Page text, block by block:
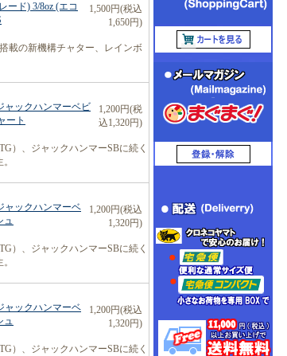
ード) 3/8oz (エコ
1,500円(税込
1,650円)
載の新機構チャター、レインボ
ャックハンマーベビ
ート
1,200円(税
込1,320円)
）、ジャックハンマーSBに続く
ャックハンマーベ
ュ
1,200円(税込
1,320円)
）、ジャックハンマーSBに続く
ャックハンマーベ
ュ
1,200円(税込
1,320円)
）、ジャックハンマーSBに続く